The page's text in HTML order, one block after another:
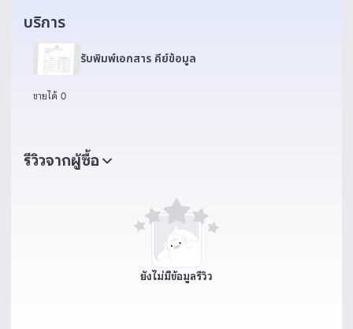
บริการ
รับพิมพ์เอกสาร คีย์ข้อมูล
ขายได้ 0
รีวิวจากผู้ซื้อ
ยังไม่มีข้อมูลรีวิว